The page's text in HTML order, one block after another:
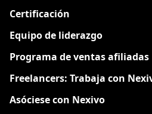
Certificación
Equipo de liderazgo
Programa de ventas afiliadas
Freelancers: Trabaja con
Asóciese con Nexivo